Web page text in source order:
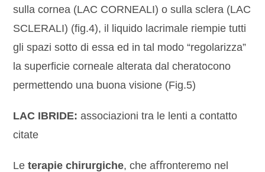
sulla cornea (LAC CORNEALI) o sulla sclera (LAC
SCLERALI) (fig.4), il liquido lacrimale riempie tutti
gli spazi sotto di essa ed in tal modo “regolarizza”
la superficie corneale alterata dal cheratocono
permettendo una buona visione (Fig.5)
LAC IBRIDE:associazioni tra le lenti a contatto
citate
Leterapie chirurgiche, che aﬀronteremo nel